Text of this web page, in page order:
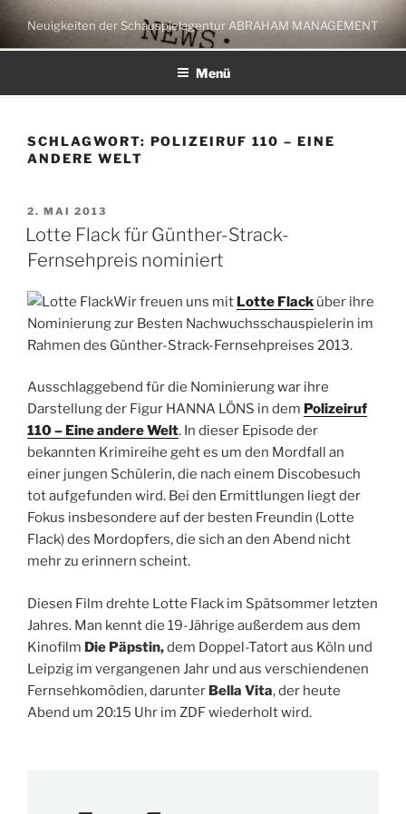
Zum
Inhalt
springen
Neuigkeiten der Schauspielagentur ABRAHAM MANAGEMENT
Menü
SCHLAGWORT: POLIZEIRUF 110 – EINE
ANDERE WELT
VERÖFFENTLICHT
AM
2. MAI 2013
Lotte Flack für Günther-Strack-
Fernsehpreis nominiert
Wir freuen uns mit Lotte Flack über ihre
Nominierung zur Besten Nachwuchsschauspielerin im
Rahmen des Günther-Strack-Fernsehpreises 2013.
Ausschlaggebend für die Nominierung war ihre
Darstellung der Figur HANNA LÖNS in dem Polizeiruf
110 – Eine andere Welt. In dieser Episode der
bekannten Krimireihe geht es um den Mordfall an
einer jungen Schülerin, die nach einem Discobesuch
tot aufgefunden wird. Bei den Ermittlungen liegt der
Fokus insbesondere auf der besten Freundin (Lotte
Flack) des Mordopfers, die sich an den Abend nicht
mehr zu erinnern scheint.
Diesen Film drehte Lotte Flack im Spätsommer letzten
Jahres. Man kennt die 19-Jährige außerdem aus dem
Kinofilm Die Päpstin,dem Doppel-Tatort aus Köln und
Leipzig im vergangenen Jahr und aus verschiendenen
Fernsehkomödien, darunter Bella Vita, der heute
Abend um 20:15 Uhr im ZDF wiederholt wird.